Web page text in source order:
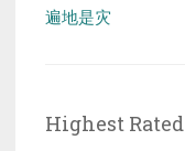
遍地是灾
Highest Rated